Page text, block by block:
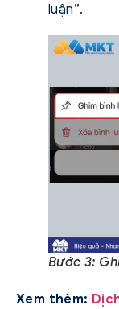
luận”.
Bước 3:
Xem thêm: